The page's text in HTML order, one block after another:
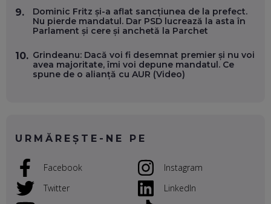
VOICU OPREAN (AROBS): CUM CONSTRUIEȘTI O COMPANIE
GLOBALĂ, FĂRĂ SĂ PIERZI LEGĂTURA CU COMUNITATEA
EP. 52
ROBERT GRAUR, FOMO: SPEAKERUL PE SCENĂ, INVITATUL
RADU MOȚOC, TECHSOUP: O TREIME DINTRE
ȚIPĂ, CU FEȚELE ACOPERITE. CUM ÎNVĂȚĂM SĂ DISCUTĂM
ȘI SĂ DECIDEM
9.
Dominic Fritz și-a aflat sancțiunea de la prefect.
Nu pierde mandatul. Dar PSD lucrează la asta în
Parlament și cere și anchetă la Parchet
10. Grindeanu: Dacă voi fi desemnat premier și nu voi
avea majoritate, îmi voi depune mandatul. Ce
spune de o alianță cu AUR (Video)
URMĂREȘTE-NE PE
Facebook
Twitter
Instagram
LinkedIn